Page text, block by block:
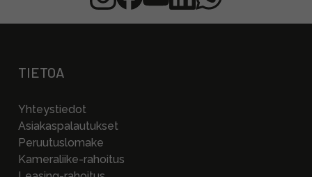
TIETOA
Yhteystiedot
Asiakaspalautukset
Peruutuslomake
Kameraliike-rahoitus